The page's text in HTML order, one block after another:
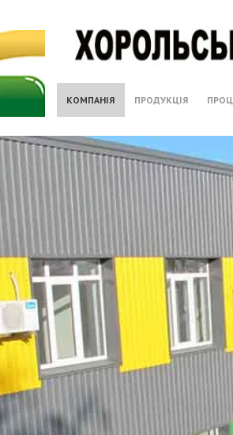
КОМПАНІЯ ПРОДУКЦІЯ